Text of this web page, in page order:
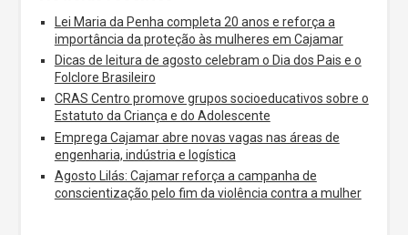
Lei Maria da Penha completa 20 anos e reforça a
importância da proteção às mulheres em Cajamar
Dicas de leitura de agosto celebram o Dia dos Pais e o
Folclore Brasileiro
CRAS Centro promove grupos socioeducativos sobre o
Estatuto da Criança e do Adolescente
Emprega Cajamar abre novas vagas nas áreas de
engenharia, indústria e logística
Agosto Lilás: Cajamar reforça a campanha de
conscientização pelo fim da violência contra a mulher